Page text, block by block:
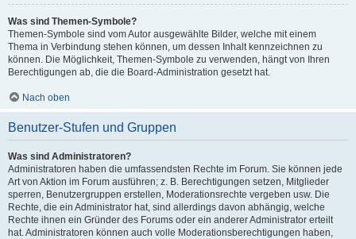
Was sind Themen-Symbole?
Themen-Symbole sind vom Autor ausgewählte Bilder, welche mit einem
Thema in Verbindung stehen können, um dessen Inhalt kennzeichnen zu
können. Die Möglichkeit, Themen-Symbole zu verwenden, hängt von Ihren
Berechtigungen ab, die die Board-Administration gesetzt hat.
Nach oben
Benutzer-Stufen und Gruppen
Was sind Administratoren?
Administratoren haben die umfassendsten Rechte im Forum. Sie können jede
Art von Aktion im Forum ausführen; z. B. Berechtigungen setzen, Mitglieder
sperren, Benutzergruppen erstellen, Moderationsrechte vergeben usw. Die
Rechte, die ein Administrator hat, sind allerdings davon abhängig, welche
Rechte ihnen ein Gründer des Forums oder ein anderer Administrator erteilt
hat. Administratoren können auch volle Moderationsberechtigungen haben,